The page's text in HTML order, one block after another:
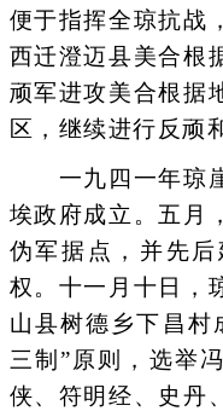
便于指挥全琼抗战
西迁澄迈县美合根
顽军进攻美合根据
区，继续进行反顽
一九四一年琼崖
埃政府成立。五月
伪军据点，并先
权。十一月十日，
山县树德乡下昌村
三制”原则，选举
侠、符明经、史丹